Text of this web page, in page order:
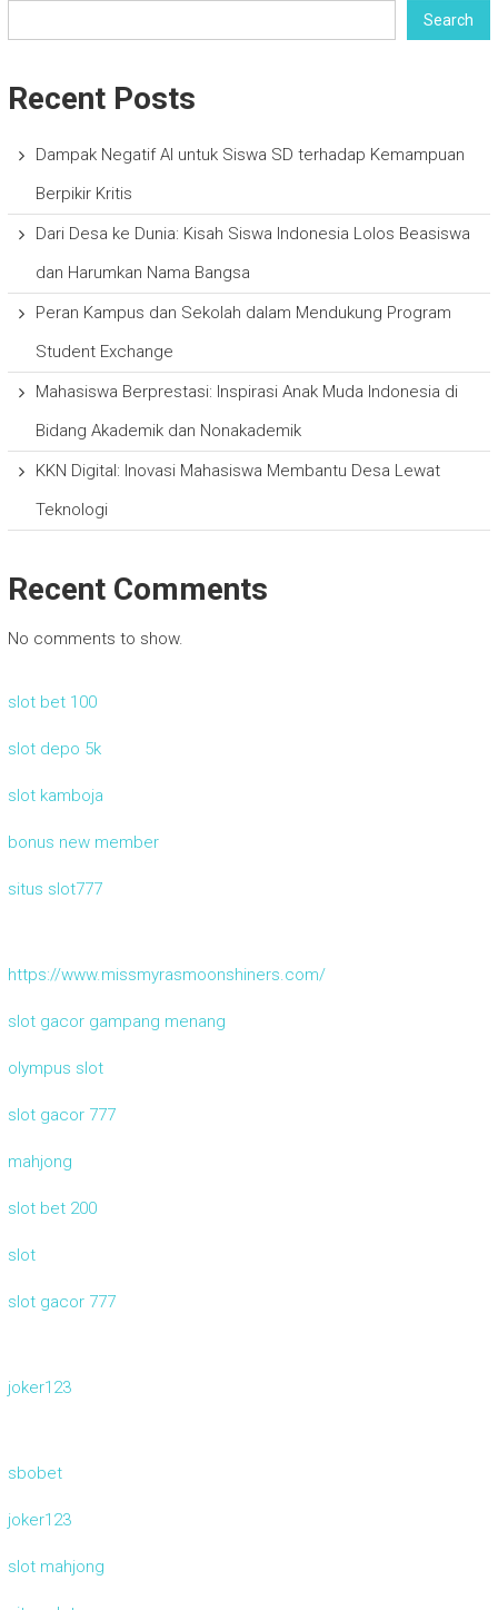
Search
Recent Posts
Dampak Negatif AI untuk Siswa SD terhadap Kemampuan
Berpikir Kritis
Dari Desa ke Dunia: Kisah Siswa Indonesia Lolos Beasiswa
dan Harumkan Nama Bangsa
Peran Kampus dan Sekolah dalam Mendukung Program
Student Exchange
Mahasiswa Berprestasi: Inspirasi Anak Muda Indonesia di
Bidang Akademik dan Nonakademik
KKN Digital: Inovasi Mahasiswa Membantu Desa Lewat
Teknologi
Recent Comments
No comments to show.
slot bet 100
slot depo 5k
slot kamboja
bonus new member
situs slot777
https://www.missmyrasmoonshiners.com/
slot gacor gampang menang
olympus slot
slot gacor 777
mahjong
slot bet 200
slot
slot gacor 777
joker123
sbobet
joker123
slot mahjong